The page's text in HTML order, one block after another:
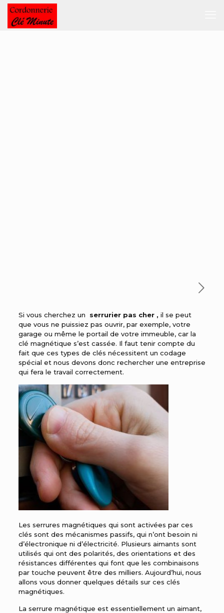
Si vous cherchez un serrurier pas cher , il se peut
que vous ne puissiez pas ouvrir, par exemple, votre
garage ou même le portail de votre immeuble, car la
clé magnétique s’est cassée. Il faut tenir compte du
fait que ces types de clés nécessitent un codage
spécial et nous devons donc rechercher une entreprise
qui fera le travail correctement.
Les serrures magnétiques qui sont activées par ces
clés sont des mécanismes passifs, qui n’ont besoin ni
d’électronique ni d’électricité. Plusieurs aimants sont
utilisés qui ont des polarités, des orientations et des
résistances différentes qui font que les combinaisons
par touche peuvent être des milliers. Aujourd’hui, nous
allons vous donner quelques détails sur ces clés
magnétiques.
La serrure magnétique est essentiellement un aimant,